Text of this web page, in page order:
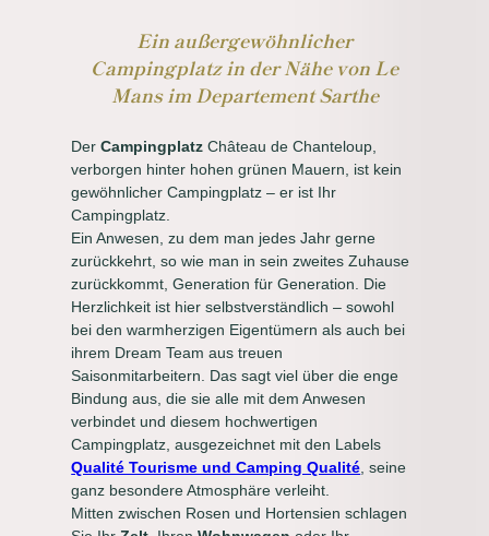
Ein außergewöhnlicher
Campingplatz in der Nähe von Le
Mans im Departement Sarthe
DerCampingplatz Château de Chanteloup,
verborgen hinter hohen grünen Mauern, ist kein
gewöhnlicher Campingplatz – er ist Ihr
Campingplatz.
Ein Anwesen, zu dem man jedes Jahr gerne
zurückkehrt, so wie man in sein zweites Zuhause
zurückkommt, Generation für Generation. Die
Herzlichkeit ist hier selbstverständlich – sowohl
bei den warmherzigen Eigentümern als auch bei
ihrem Dream Team aus treuen
Saisonmitarbeitern. Das sagt viel über die enge
Bindung aus, die sie alle mit dem Anwesen
verbindet und diesem hochwertigen
Campingplatz, ausgezeichnet mit den Labels
Qualité Tourisme und Camping Qualité , seine
ganz besondere Atmosphäre verleiht.
Mitten zwischen Rosen und Hortensien schlagen